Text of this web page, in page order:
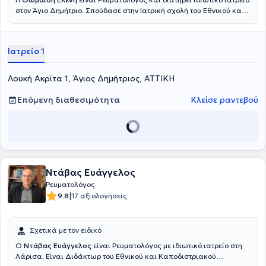
στον Άγιο Δημήτριο. Σπούδασε στην Ιατρική σχολή του Εθνικού και
στη Σουηδία, όπου διετέλεσε Επιμελήτρια της ρευματολογικής
αξιόλογη κλινική εμπειρία και διατελεί συνεργάτης του
Νοσοκομείου "Υγεία".
Ιατρείο 1
Λουκή Ακρίτα 1, Άγιος Δημήτριος, ΑΤΤΙΚΗ
Επόμενη διαθεσιμότητα
Κλείσε ραντεβού
Ντάβας Ευάγγελος
Ρευματολόγος
9.8|17 αξιολογήσεις
Σχετικά με τον ειδικό
Ο Ντάβας Ευάγγελος είναι Ρευματολόγος με ιδιωτικό ιατρείο στη
Λάρισα. Είναι Διδάκτωρ του Εθνικού και Καποδιστριακού